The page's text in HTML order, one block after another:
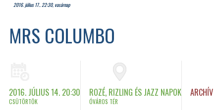
MRS COLUMBO
2016. JÚLIUS 14. 20:30
CSÜTÖRTÖK
ROZÉ, RIZLING ÉS JAZZ NAPOK
ÓVÁROS TÉR
ARCHÍV
2016. július 17.. 22:30, vasárnap